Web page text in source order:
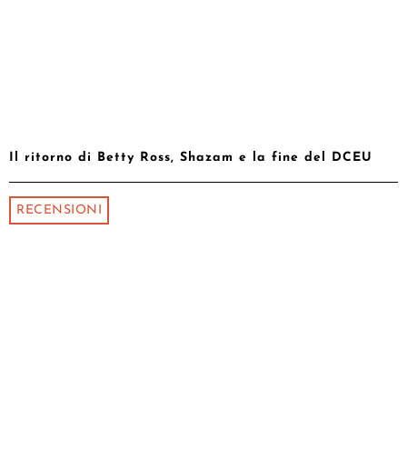
Il ritorno di Betty Ross, Shazam e la fine del DCEU
RECENSIONI